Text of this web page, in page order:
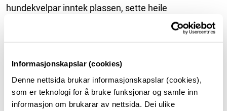
Informasjonskapslar (cookies)
Denne nettsida brukar informasjonskapslar (cookies),
som er teknologi for å bruke funksjonar og samle inn
informasjon om brukarar av nettsida. Dei ulike
hundekvelpar inntek plassen, sette heile
ungdomsgjengen seg rett ned på bakken for å sikre
seg ein skikkeleg kvelpekos. Ein perfekt dag!